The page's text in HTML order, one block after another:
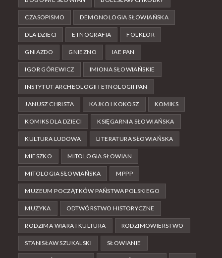
CZASOPISMO DEMONOLOGIA SŁOWIAŃSKA
DLA DZIECI ETNOGRAFIA FOLKLOR
GNIAZDO GNIEZNO IAE PAN
IGOR GÓREWICZ IMIONA SŁOWIAŃSKIE
INSTYTUT ARCHEOLOGII I ETNOLOGII PAN
JANUSZ CHRISTA KAJKO I KOKOSZ KOMIKS
KOMIKS DLA DZIECI KSIĘGARNIA SŁOWIAŃSKA
KULTURA LUDOWA LITERATURA SŁOWIAŃSKA
MIESZKO MITOLOGIA SŁOWIAN
MITOLOGIA SŁOWIAŃSKA MPPP
MUZEUM POCZĄTKÓW PAŃSTWA POLSKIEGO
MUZYKA ODTWÓRSTWO HISTORYCZNE
RODZIMA WIARA I KULTURA RODZIMOWIERSTWO
STANISŁAW SZUKALSKI SŁOWIANIE